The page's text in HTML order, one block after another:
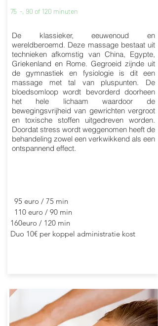
75 -, 90 of 120 minuten
De klassieker, eeuwenoud en
wereldberoemd. Deze massage bestaat uit
technieken afkomstig van China, Egypte,
Griekenland en Rome. Gegroeid zijnde uit
de gymnastiek en fysiologie is dit een
massage met tal van pluspunten. De
bloedsomloop wordt bevorderd doorheen
het hele lichaam waardoor de
bewegingsvrijheid van gewrichten vergroot
en toxische stoffen uitgedreven worden.
Doordat stress wordt weggenomen heeft de
behandeling zowel een verkwikkend als een
ontspannend effect.
95 euro / 75 min
110 euro / 90 min
160euro / 120 min
Duo 10€ per koppel administratie kost